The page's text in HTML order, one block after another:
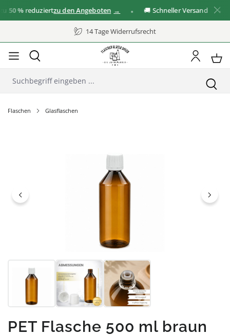
% reduziertzu den Angeboten 🚚 Schneller Versand
14 Tage Widerrufsrecht
Flaschen Glasflaschen
PET Flasche 500 ml braun